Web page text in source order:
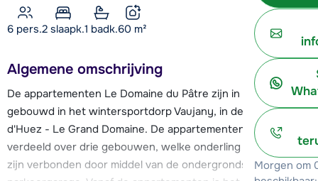
Morgen om
6 pers.2 slaapk.1 badk.60 m²
Algemene omschrijving
De appartementen Le Domaine du Pâtre zijn in 2018
gebouwd in het wintersportdorp Vaujany, in de skiregio Alpe
d'Huez - Le Grand Domaine. De appartementen zijn
verdeeld over drie gebouwen, welke onderling met elkaar
zijn verbonden door middel van de ondergrondse